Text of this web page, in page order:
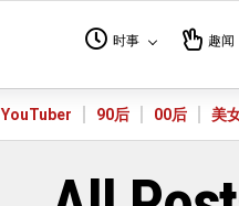
时事 趣闻
YouTuber 90后 00后 美